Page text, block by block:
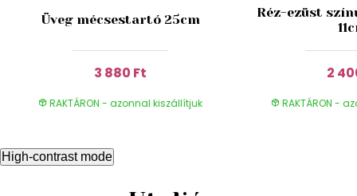
Üveg mécsestartó 25cm
3 880 Ft
RAKTÁRON - azonnal kiszállítjuk
Réz-ezüst
2
RAKTÁRON -
High-contrast mode